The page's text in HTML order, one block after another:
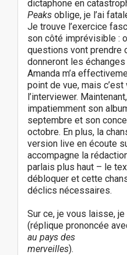
dictaphone en
Peaks oblige, je l’ai
Je trouve l’exercice
son côté imprévisible :
questions vont prendre
donneront les
Amanda m’a
point de vue, mais
l’interviewer.
impatiemment son
septembre et son
octobre. En plus, la
version live en écoute
accompagne la
parlais plus haut – le
débloquer et cette
déclics nécessaires.
Sur ce, je vous laisse,
(réplique prononcée
au pays des
merveilles).